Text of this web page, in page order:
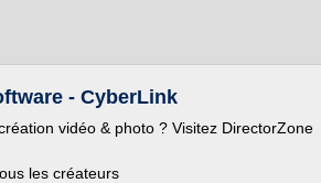
- CyberLink
vidéo & photo ? Visitez DirectorZone
les créateurs